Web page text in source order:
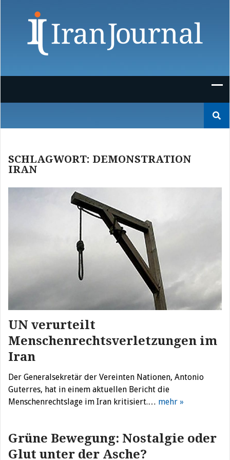
nach:
SCHLAGWORT: DEMONSTRATION
IRAN
UN verurteilt
Menschenrechtsverletzungen im
Iran
Der Generalsekretär der Vereinten Nationen, Antonio
Guterres, hat in einem aktuellen Bericht die
Menschenrechtslage im Iran kritisiert.… mehr »
Grüne Bewegung: Nostalgie oder
Glut unter der Asche?